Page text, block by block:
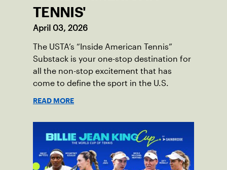
TENNIS'
April 03, 2026
The USTA’s “Inside American Tennis”
Substack is your one-stop destination for
all the non-stop excitement that has
come to define the sport in the U.S.
READ MORE